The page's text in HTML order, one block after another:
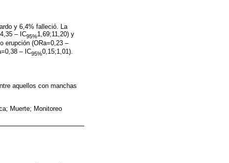
y 6,4% falleció. La
– IC95%1,69;11,20) y
erupción (ORa=0,23 –
– IC95%0,15;1,01).
aquellos con manchas
Muerte; Monitoreo